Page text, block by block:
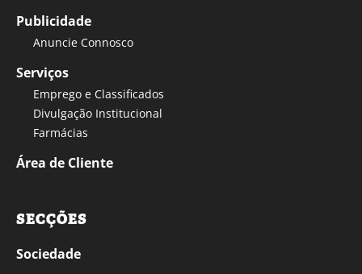
Publicidade
Anuncie Connosco
Serviços
Emprego e Classificados
Divulgação Institucional
Farmácias
Área de Cliente
SECÇÕES
Sociedade